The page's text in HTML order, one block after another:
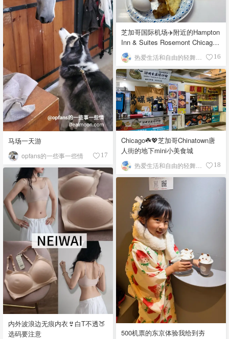
马场一天游
opfans的一些事一些情 17
芝加哥国际机场✈️附近的Hampton
Inn & Suites Rosemont Chicago
O'Hare自助早餐
16
Chicago☘️💖芝加哥Chinatown唐
人街的地下mini小美食城
18
内外波浪边无痕内衣👙白T不透🍑
选码要注意
500机票的东京体验我给到夯